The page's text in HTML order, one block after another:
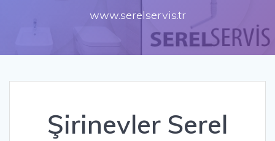
www.serelservis.tr
Şirinevler Serel